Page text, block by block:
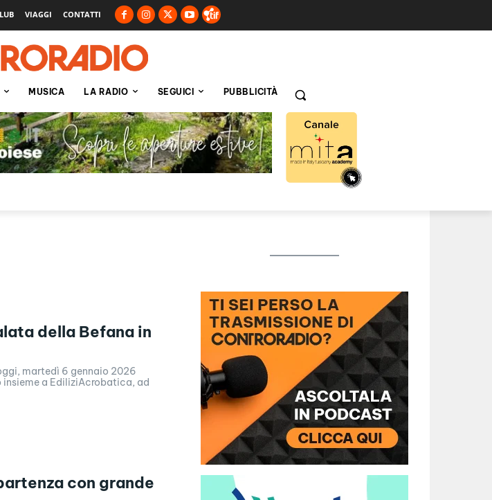
VIAGGI CONTATTI
MUSICA LA RADIO SEGUICI PUBBLICITÀ
della Befana in
martedì 6 gennaio 2026
a EdiliziAcrobatica, ad
con grande